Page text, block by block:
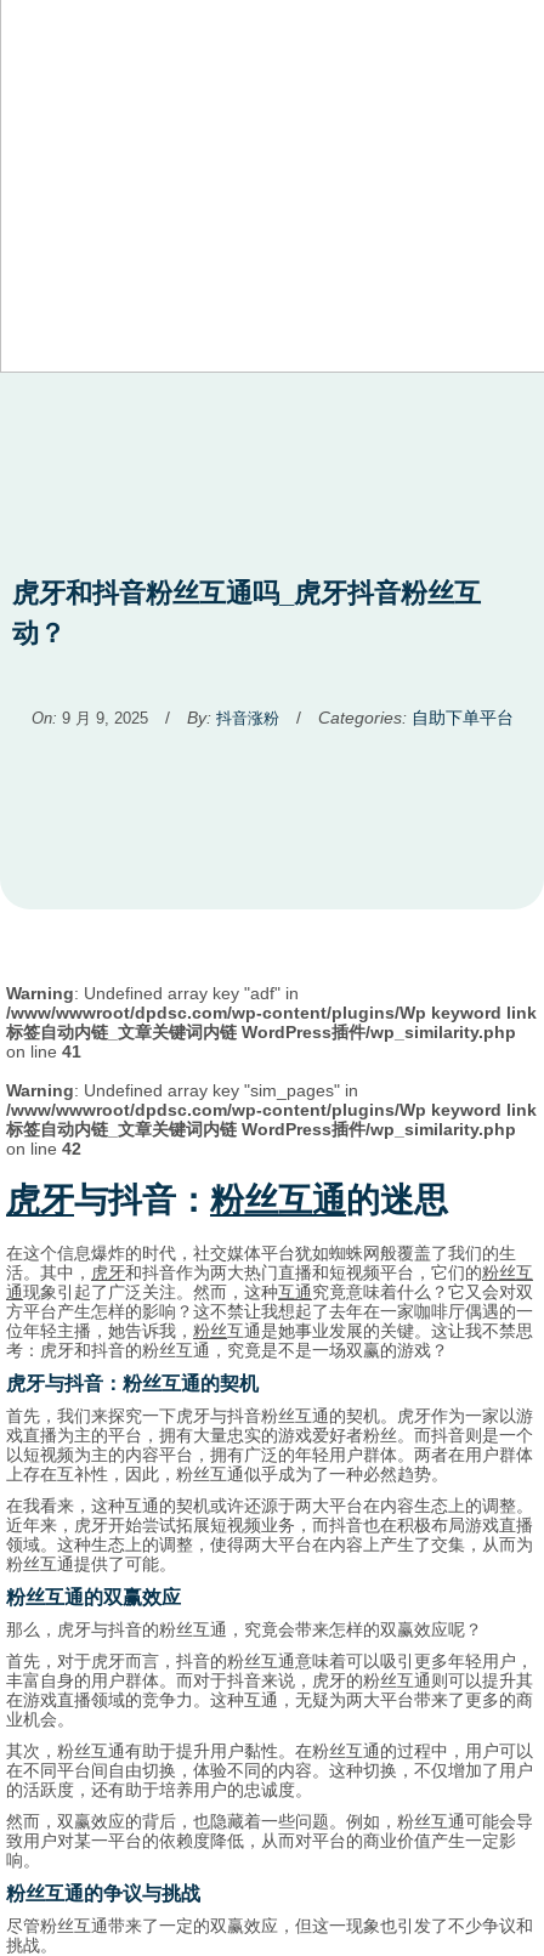
虎牙和抖音粉丝互通吗_虎牙抖音粉丝互
动？
On: 9 月 9, 2025 / By: 抖音涨粉 / Categories: Used
自助下单平台
Warning: Undefined array key "adf" in
/www/wwwroot/dpdsc.com/wp-content/plugins/Wp keyword link
标签自动内链_文章关键词内链 WordPress插件/wp_similarity.php
on line 41
Warning: Undefined array key "sim_pages" in
/www/wwwroot/dpdsc.com/wp-content/plugins/Wp keyword link
标签自动内链_文章关键词内链 WordPress插件/wp_similarity.php
on line 42
虎牙与抖音： 粉丝互通的迷思
在这个信息爆炸的时代，社交媒体平台犹如蜘蛛网般覆盖了我们的生
活。其中， 虎牙和抖音作为两大热门直播和短视频平台，它们的粉丝互
通现象引起了广泛关注。然而，这种互通究竟意味着什么？它又会对双
方平台产生怎样的影响？这不禁让我想起了去年在一家咖啡厅偶遇的一
位年轻主播，她告诉我， 粉丝互通是她事业发展的关键。这让我不禁思
考：虎牙和抖音的粉丝互通，究竟是不是一场双赢的游戏？
虎牙与抖音：粉丝互通的契机
首先，我们来探究一下虎牙与抖音粉丝互通的契机。虎牙作为一家以游
戏直播为主的平台，拥有大量忠实的游戏爱好者粉丝。而抖音则是一个
以短视频为主的内容平台，拥有广泛的年轻用户群体。两者在用户群体
上存在互补性，因此，粉丝互通似乎成为了一种必然趋势。
在我看来，这种互通的契机或许还源于两大平台在内容生态上的调整。
近年来，虎牙开始尝试拓展短视频业务，而抖音也在积极布局游戏直播
领域。这种生态上的调整，使得两大平台在内容上产生了交集，从而为
粉丝互通提供了可能。
粉丝互通的双赢效应
那么，虎牙与抖音的粉丝互通，究竟会带来怎样的双赢效应呢？
首先，对于虎牙而言，抖音的粉丝互通意味着可以吸引更多年轻用户，
丰富自身的用户群体。而对于抖音来说，虎牙的粉丝互通则可以提升其
在游戏直播领域的竞争力。这种互通，无疑为两大平台带来了更多的商
业机会。
其次，粉丝互通有助于提升用户黏性。在粉丝互通的过程中，用户可以
在不同平台间自由切换，体验不同的内容。这种切换，不仅增加了用户
的活跃度，还有助于培养用户的忠诚度。
然而，双赢效应的背后，也隐藏着一些问题。例如，粉丝互通可能会导
致用户对某一平台的依赖度降低，从而对平台的商业价值产生一定影
响。
粉丝互通的争议与挑战
尽管粉丝互通带来了一定的双赢效应，但这一现象也引发了不少争议和
挑战。